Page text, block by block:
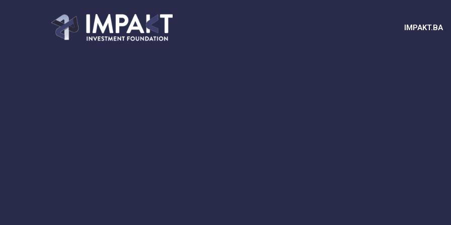
IMPAKT.BA